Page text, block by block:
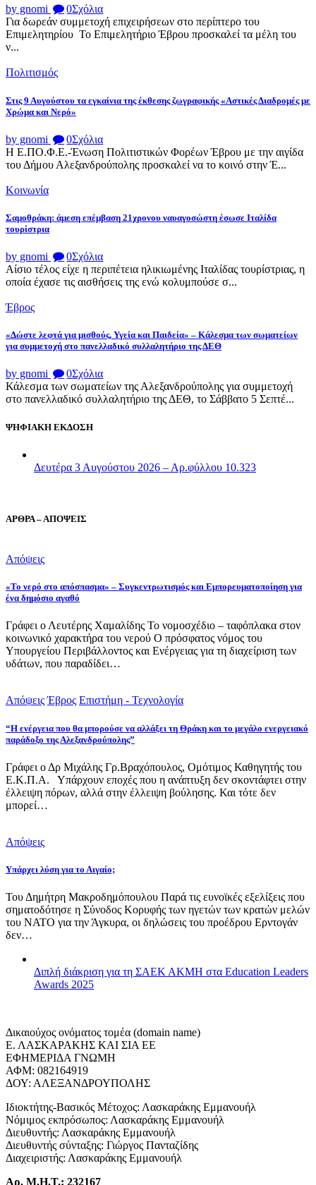
by gnomi 0Σχόλια
Για δωρεάν συμμετοχή επιχειρήσεων στο περίπτερο του
Επιμελητηρίου Το Επιμελητήριο Έβρου προσκαλεί τα μέλη του
ν...
Πολιτισμός
Στις 9 Αυγούστου τα εγκαίνια της έκθεσης ζωγραφικής «Αστικές Διαδρομές με
Χρώμα και Νερό»
by gnomi 0Σχόλια
Η Ε.ΠΟ.Φ.Ε.-Ένωση Πολιτιστικών Φορέων Έβρου με την αιγίδα
του Δήμου Αλεξανδρούπολης προσκαλεί να το κοινό στην Έ...
Κοινωνία
Σαμοθράκη: άμεση επέμβαση 21χρονου ναυαγοσώστη έσωσε Ιταλίδα
τουρίστρια
by gnomi 0Σχόλια
Αίσιο τέλος είχε η περιπέτεια ηλικιωμένης Ιταλίδας τουρίστριας, η
οποία έχασε τις αισθήσεις της ενώ κολυμπούσε σ...
Έβρος
«Δώστε λεφτά για μισθούς, Υγεία και Παιδεία» – Κάλεσμα των σωματείων
για συμμετοχή στο πανελλαδικό συλλαλητήριο της ΔΕΘ
by gnomi 0Σχόλια
Κάλεσμα των σωματείων της Αλεξανδρούπολης για συμμετοχή
στο πανελλαδικό συλλαλητήριο της ΔΕΘ, το Σάββατο 5 Σεπτέ...
ΨΗΦΙΑΚΗ ΕΚΔΟΣΗ
Δευτέρα 3 Αυγούστου 2026 – Αρ.φύλλου 10.323
ΑΡΘΡΑ – ΑΠΟΨΕΙΣ
Απόψεις
«Το νερό στο απόσπασμα» – Συγκεντρωτισμός και Εμπορευματοποίηση για
ένα δημόσιο αγαθό
Γράφει ο Λευτέρης Χαμαλίδης Το νομοσχέδιο – ταφόπλακα στον
κοινωνικό χαρακτήρα του νερού Ο πρόσφατος νόμος του
Υπουργείου Περιβάλλοντος και Ενέργειας για τη διαχείριση των
υδάτων, που παραδίδει…
Απόψεις Έβρος Επιστήμη - Τεχνολογία
“Η ενέργεια που θα μπορούσε να αλλάξει τη Θράκη και το μεγάλο ενεργειακό
παράδοξο της Αλεξανδρούπολης”
Γράφει ο Δρ Μιχάλης Γρ.Βραχόπουλος, Ομότιμος Καθηγητής του
Ε.Κ.Π.Α. Υπάρχουν εποχές που η ανάπτυξη δεν σκοντάφτει στην
έλλειψη πόρων, αλλά στην έλλειψη βούλησης. Και τότε δεν
μπορεί…
Απόψεις
Υπάρχει λύση για το Αιγαίο;
Του Δημήτρη Μακροδημόπουλου Παρά τις ευνοϊκές εξελίξεις που
σηματοδότησε η Σύνοδος Κορυφής των ηγετών των κρατών μελών
του ΝΑΤΟ για την Άγκυρα, οι δηλώσεις του προέδρου Ερντογάν
δεν…
Διπλή διάκριση για τη ΣΑΕΚ ΑΚΜΗ στα Education Leaders
Awards 2025
Δικαιούχος ονόματος τομέα (domain name)
Ε. ΛΑΣΚΑΡΑΚΗΣ ΚΑΙ ΣΙΑ ΕΕ
ΕΦΗΜΕΡΙΔΑ ΓΝΩΜΗ
ΑΦΜ: 082164919
ΔΟΥ: ΑΛΕΞΑΝΔΡΟΥΠΟΛΗΣ
Ιδιοκτήτης-Βασικός Μέτοχος: Λασκαράκης Εμμανουήλ
Νόμιμος εκπρόσωπος: Λασκαράκης Εμμανουήλ
Διευθυντής: Λασκαράκης Εμμανουήλ
Διευθυντής σύνταξης: Γιώργος Πανταζίδης
Διαχειριστής: Λασκαράκης Εμμανουήλ
Αρ. Μ.Η.Τ.: 232167